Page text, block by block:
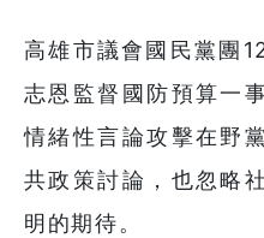
高雄市議會國民黨團
志恩監督國防預算一
情緒性言論攻擊在野
共政策討論，也忽略
明的期待。